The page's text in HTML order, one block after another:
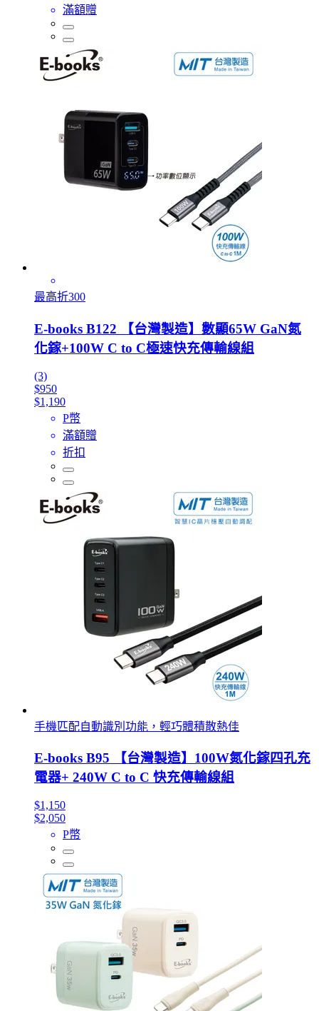
滿額贈
最高折300
E-books B122 【台灣製造】數顯65W GaN氮
化鎵+100W C to C極速快充傳輸線組
(3)
$950
$1,190
P幣
滿額贈
折扣
手機匹配自動識別功能，輕巧體積散熱佳
E-books B95 【台灣製造】100W氮化鎵四孔充
電器+ 240W C to C 快充傳輸線組
$1,150
$2,050
P幣